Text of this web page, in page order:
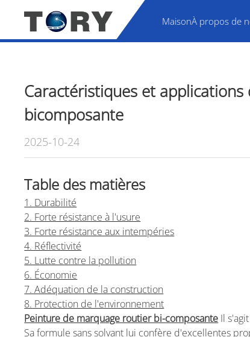
MaisonÀ propos de
Caractéristiques et
bicomposante
2025-10-24
Table des matières
1. Durabilité
2. Forte résistance à l'usure
3. Forte résistance aux intempéries
4. Réflectivité
5. Lutte contre la pollution
6. Économie
7. Adéquation de la construction
8. Protection de l'environnement
Peinture de marquage routier bi-composante Il
Sa formule sans solvant lui confère d'excellentes